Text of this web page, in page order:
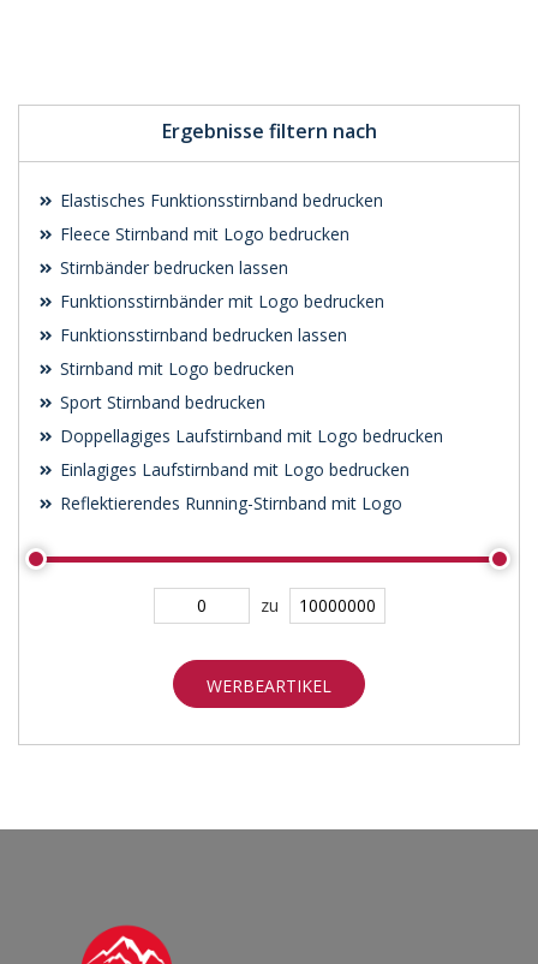
Ergebnisse filtern nach
Elastisches Funktionsstirnband bedrucken
Fleece Stirnband mit Logo bedrucken
Stirnbänder bedrucken lassen
Funktionsstirnbänder mit Logo bedrucken
Funktionsstirnband bedrucken lassen
Stirnband mit Logo bedrucken
Sport Stirnband bedrucken
Doppellagiges Laufstirnband mit Logo bedrucken
Einlagiges Laufstirnband mit Logo bedrucken
Reflektierendes Running-Stirnband mit Logo
zu
WERBEARTIKEL